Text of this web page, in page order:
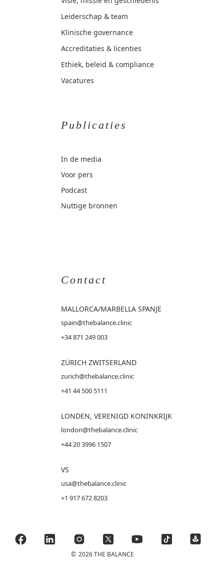
Leiderschap & team
Klinische governance
Accreditaties & licenties
Ethiek, beleid & compliance
Vacatures
Publicaties
In de media
Voor pers
Podcast
Nuttige bronnen
Contact
MALLORCA/MARBELLA SPANJE
spain@thebalance.clinic
+34 871 249 003
ZÜRICH ZWITSERLAND
zurich@thebalance.clinic
+41 44 500 5111
LONDEN, VERENIGD KONINKRIJK
london@thebalance.clinic
+44 20 3996 1507
VS
usa@thebalance.clinic
+1 917 672 8203
© 2026 THE BALANCE